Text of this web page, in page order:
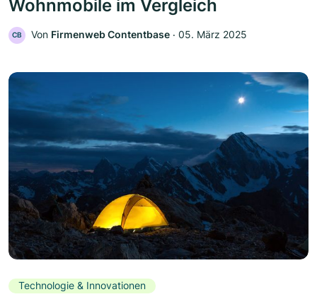
Wohnmobile im Vergleich
CB Von Firmenweb Contentbase ‧ 05. März 2025
Technologie & Innovationen